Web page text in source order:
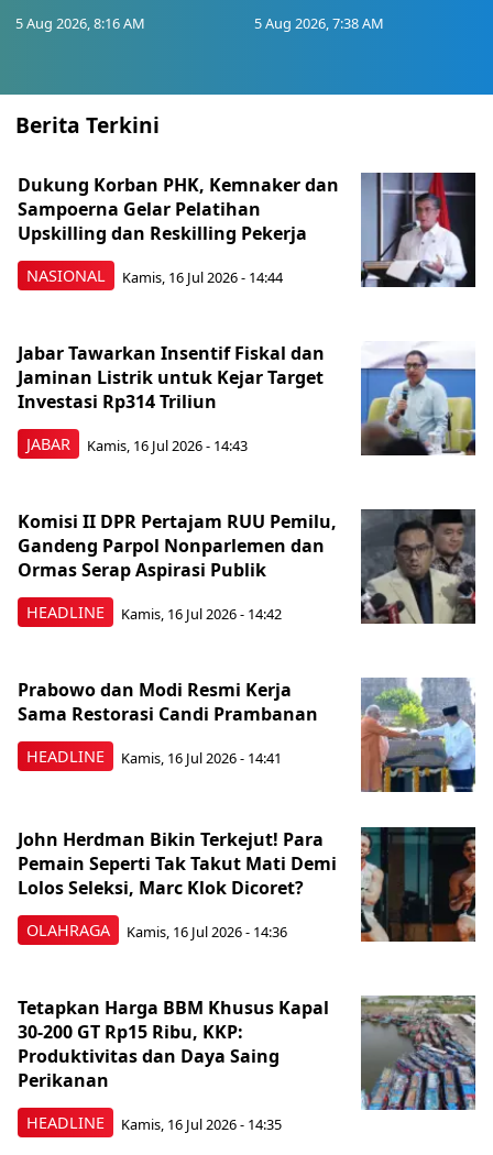
5 Aug 2026, 8:16 AM 5 Aug 2026, 7:38 AM
Berita Terkini
NASIONAL
Dukung Korban PHK, Kemnaker dan
Sampoerna Gelar Pelatihan
Upskilling dan Reskilling Pekerja
Kamis, 16 Jul 2026 - 14:44
JABAR
Jabar Tawarkan Insentif Fiskal dan
Jaminan Listrik untuk Kejar Target
Investasi Rp314 Triliun
Kamis, 16 Jul 2026 - 14:43
HEADLINE
Komisi II DPR Pertajam RUU Pemilu,
Gandeng Parpol Nonparlemen dan
Ormas Serap Aspirasi Publik
Kamis, 16 Jul 2026 - 14:42
HEADLINE
Prabowo dan Modi Resmi Kerja
Sama Restorasi Candi Prambanan
Kamis, 16 Jul 2026 - 14:41
OLAHRAGA
John Herdman Bikin Terkejut! Para
Pemain Seperti Tak Takut Mati Demi
Lolos Seleksi, Marc Klok Dicoret?
Kamis, 16 Jul 2026 - 14:36
HEADLINE
Tetapkan Harga BBM Khusus Kapal
30-200 GT Rp15 Ribu, KKP:
Produktivitas dan Daya Saing
Perikanan
Kamis, 16 Jul 2026 - 14:35